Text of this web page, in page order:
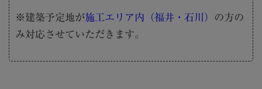
※建築予定地が施工エリア内（福井・石川）
の方の
み対応させていただきます。